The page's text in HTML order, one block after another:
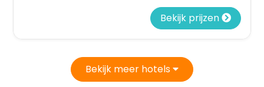
Bekijk prijzen
Bekijk meer hotels